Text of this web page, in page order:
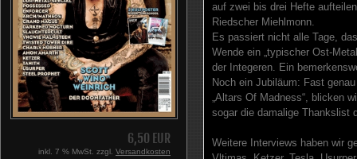
6,50 EUR
inkl. 7 % MwSt. zzgl. Versandkosten
auf zwei bis drei Hefte
Riedscher Miehlmonn.
Es passiert nicht alle Tage,
Wende ein „typischer Ost-
der Integeren. Ein
Noch ein Jubiläum: Fast
„Altars Of Madness“, blicken
sogar die damalige Thankslist
Weitere Interviews haben wir